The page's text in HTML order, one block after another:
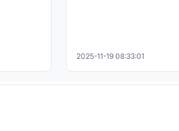
2025-11-19 08:33:01